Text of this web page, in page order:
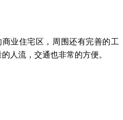
业住宅区，周围还有完善的工
人流，交通也非常的方便。